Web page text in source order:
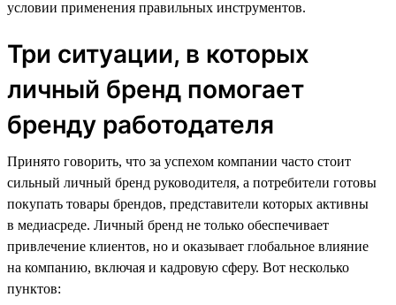
условии применения правильных инструментов.
Три ситуации, в которых
личный бренд помогает
бренду работодателя
Принято говорить, что за успехом компании часто стоит
сильный личный бренд руководителя, а потребители готовы
покупать товары брендов, представители которых активны
в медиасреде. Личный бренд не только обеспечивает
привлечение клиентов, но и оказывает глобальное влияние
на компанию, включая и кадровую сферу. Вот несколько
пунктов: